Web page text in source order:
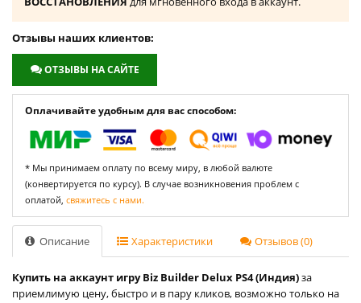
Отзывы наших клиентов:
ОТЗЫВЫ НА САЙТЕ
Оплачивайте удобным для вас способом:
* Мы принимаем оплату по всему миру, в любой валюте
(конвертируется по курсу). В случае возникновения проблем с
оплатой, свяжитесь с нами.
Описание Характеристики Отзывов (0)
Купить на аккаунт игру Biz Builder Delux PS4 (Индия)за
приемлимую цену, быстро и в пару кликов, возможно только на